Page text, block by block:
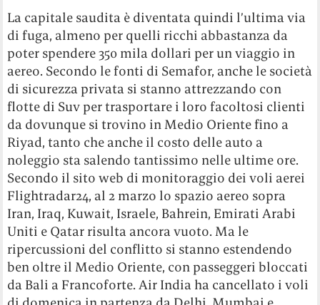
La capitale saudita è diventata quindi l’ultima via
di fuga, almeno per quelli ricchi abbastanza da
poter spendere 350 mila dollari per un viaggio in
aereo. Secondo le fonti di Semafor, anche le società
di sicurezza privata si stanno attrezzando con
flotte di Suv per trasportare i loro facoltosi clienti
da dovunque si trovino in Medio Oriente fino a
Riyad, tanto che anche il costo delle auto a
noleggio sta salendo tantissimo nelle ultime ore.
Secondo il sito web di monitoraggio dei voli aerei
Flightradar24, al 2 marzo lo spazio aereo sopra
Iran, Iraq, Kuwait, Israele, Bahrein, Emirati Arabi
Uniti e Qatar risulta ancora vuoto. Ma le
ripercussioni del conflitto si stanno estendendo
ben oltre il Medio Oriente, con passeggeri bloccati
da Bali a Francoforte. Air India ha cancellato i voli